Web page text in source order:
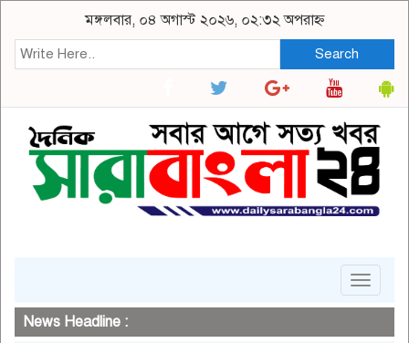
মঙ্গলবার, ০৪ অগাস্ট ২০২৬, ০২:৩২ অপরাহ্ন
Search
Toggle
News Headline :